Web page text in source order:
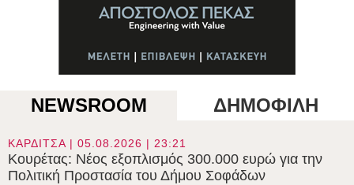
NEWSROOM ΔΗΜΟΦΙΛΗ
ΚΑΡΔΙΤΣΑ | 05.08.2026 | 23:21
Κουρέτας: Νέος εξοπλισμός 300.000 ευρώ για την
Πολιτική Προστασία του Δήμου Σοφάδων